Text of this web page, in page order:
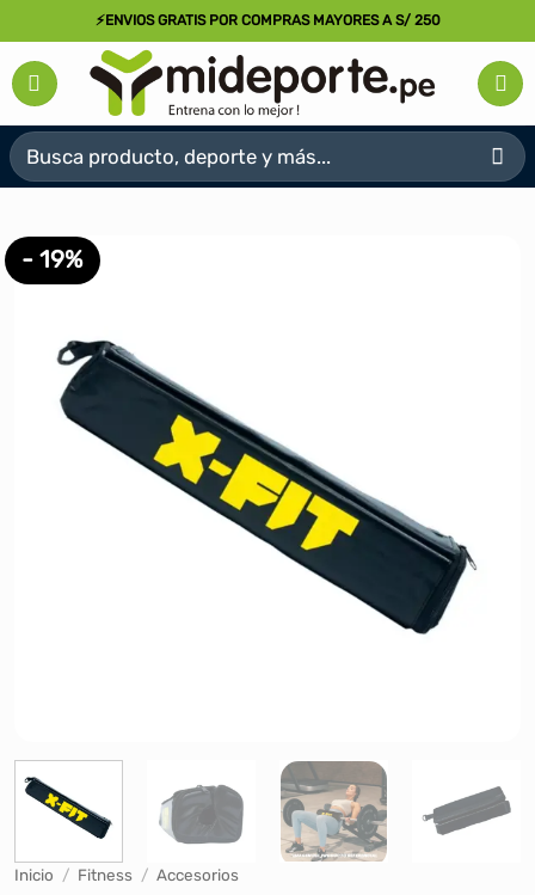
al
contenido
⚡ENVIOS GRATIS POR COMPRAS MAYORES A S/ 250
Buscar
por:
- 19%
Inicio / Fitness / Accesorios